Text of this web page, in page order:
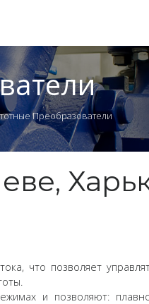
Преобразователи
что позволяет
и позволяют: плавно